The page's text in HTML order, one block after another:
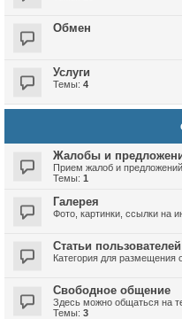
Обмен
Услуги
Темы: 4
Жалобы и
Прием жалоб и предложений
Темы: 1
Галерея
Фото, картинки, ссылки на
Статьи пользователей
Категория для размещения
Свободное общение
Здесь можно общаться на
Темы: 3